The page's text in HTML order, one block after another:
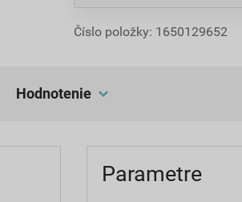
Číslo položky: 1650129652
hodnotenie
Parametre